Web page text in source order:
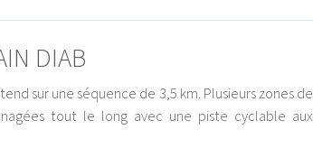
DIAB
sur une séquence de 3,5 km. Plusieurs zones de
tout le long avec une piste cyclable aux